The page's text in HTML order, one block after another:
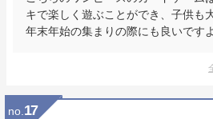
キで楽しく遊ぶことができ、子供も
年末年始の集まりの際にも良いですよ
no. 17